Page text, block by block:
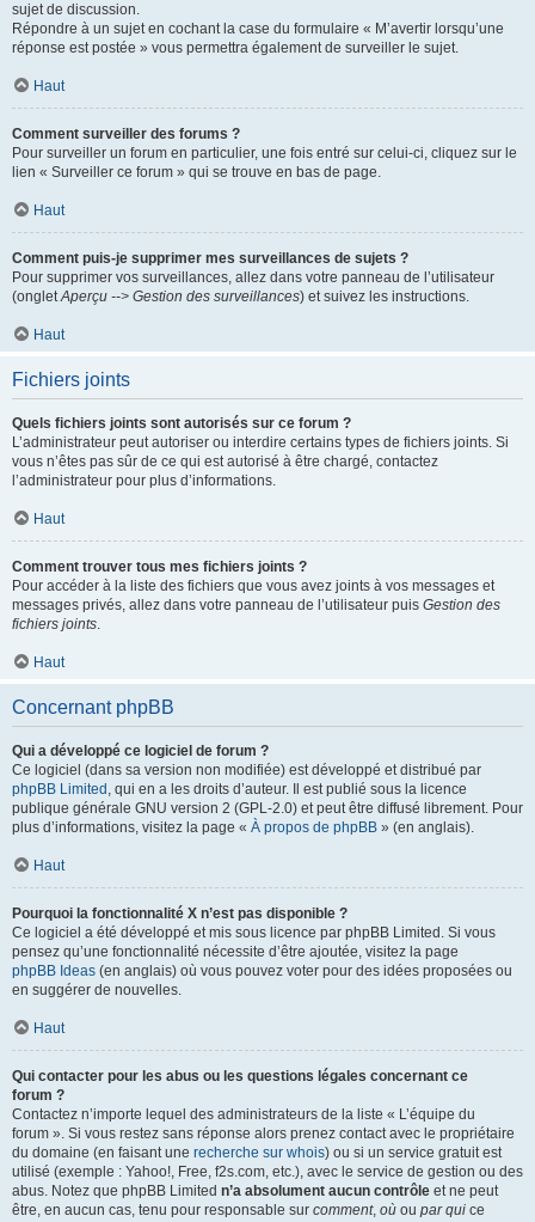
sujet de discussion.
Répondre à un sujet en cochant la case du formulaire « M’avertir lorsqu’une
réponse est postée » vous permettra également de surveiller le sujet.
Haut
Comment surveiller des forums ?
Pour surveiller un forum en particulier, une fois entré sur celui-ci, cliquez sur le
lien « Surveiller ce forum » qui se trouve en bas de page.
Haut
Comment puis-je supprimer mes surveillances de sujets ?
Pour supprimer vos surveillances, allez dans votre panneau de l’utilisateur
(ongletAperçu --> Gestion des surveillances) et suivez les instructions.
Haut
Fichiers joints
Quels fichiers joints sont autorisés sur ce forum ?
L’administrateur peut autoriser ou interdire certains types de fichiers joints. Si
vous n’êtes pas sûr de ce qui est autorisé à être chargé, contactez
l’administrateur pour plus d’informations.
Haut
Comment trouver tous mes fichiers joints ?
Pour accéder à la liste des fichiers que vous avez joints à vos messages et
messages privés, allez dans votre panneau de l’utilisateur puis Gestion des
fichiers joints.
Haut
Concernant phpBB
Qui a développé ce logiciel de forum ?
Ce logiciel (dans sa version non modifiée) est développé et distribué par
phpBB Limited , qui en a les droits d’auteur. Il est publié sous la licence
publique générale GNU version 2 (GPL-2.0) et peut être diffusé librement. Pour
plus d’informations, visitez la page « À propos de phpBB » (en anglais).
Haut
Pourquoi la fonctionnalité X n’est pas disponible ?
Ce logiciel a été développé et mis sous licence par phpBB Limited. Si vous
pensez qu’une fonctionnalité nécessite d’être ajoutée, visitez la page
phpBB Ideas (en anglais) où vous pouvez voter pour des idées proposées ou
en suggérer de nouvelles.
Haut
Qui contacter pour les abus ou les questions légales concernant ce
forum ?
Contactez n’importe lequel des administrateurs de la liste « L’équipe du
forum ». Si vous restez sans réponse alors prenez contact avec le propriétaire
du domaine (en faisant une recherche sur whois) ou si un service gratuit est
utilisé (exemple : Yahoo!, Free, f2s.com, etc.), avec le service de gestion ou des
abus. Notez que phpBB Limited n’a absolument aucun contrôle et ne peut
être, en aucun cas, tenu pour responsable sur comment, où ou par qui ce